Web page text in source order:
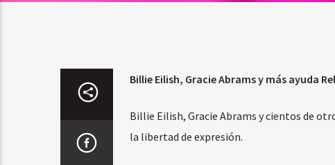
Billie Eilish, Gracie Abrams y más ayuda
Billie Eilish, Gracie Abrams y cientos de
la libertad de expresión.